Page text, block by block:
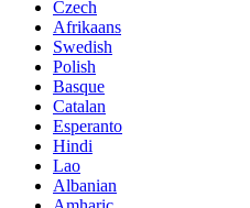
Czech
Afrikaans
Swedish
Polish
Basque
Catalan
Esperanto
Hindi
Lao
Albanian